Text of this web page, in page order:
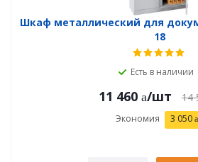
Шкаф металлический для
18
Есть в наличии
11 460 /шт 14
Экономия 3 050